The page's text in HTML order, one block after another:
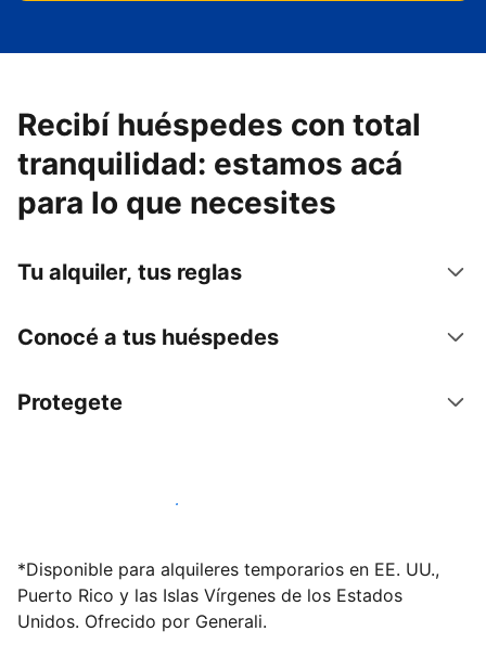
Recibí huéspedes con total
tranquilidad: estamos acá
para lo que necesites
Tu alquiler, tus reglas
Conocé a tus huéspedes
Protegete
Publicá en nuestra plataforma hoy
*Disponible para alquileres temporarios en EE. UU.,
Puerto Rico y las Islas Vírgenes de los Estados
Unidos. Ofrecido por Generali.